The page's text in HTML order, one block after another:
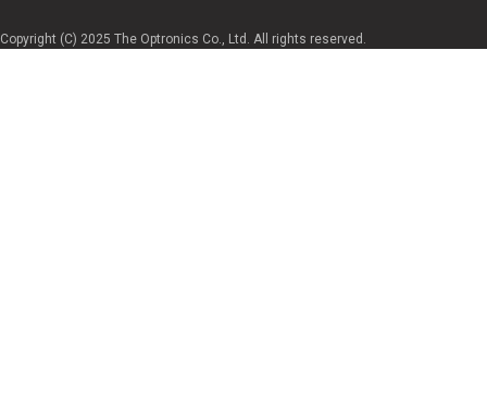
Copyright (C) 2025 The Optronics Co., Ltd. All rights reserved.